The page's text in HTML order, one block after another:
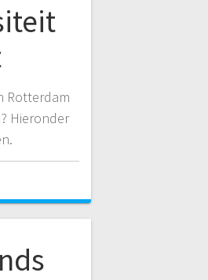
Rotterdam
Hieronder